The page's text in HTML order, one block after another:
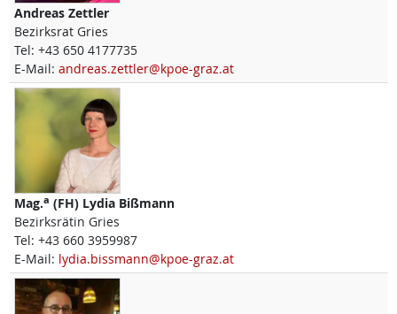
Andreas Zettler
Bezirksrat Gries
Tel: +43 650 4177735
E-Mail: andreas.zettler@kpoe-graz.at
Mag.a (FH) Lydia Bißmann
Bezirksrätin Gries
Tel: +43 660 3959987
E-Mail: lydia.bissmann@kpoe-graz.at